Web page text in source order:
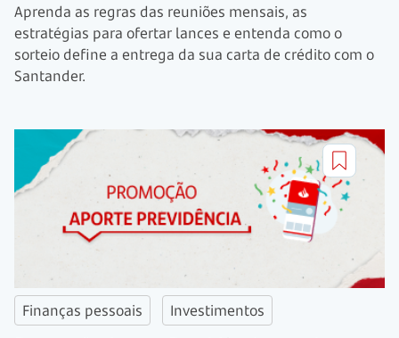
Aprenda as regras das reuniões mensais, as
estratégias para ofertar lances e entenda como o
sorteio define a entrega da sua carta de crédito com o
Santander.
Finanças pessoais Investimentos